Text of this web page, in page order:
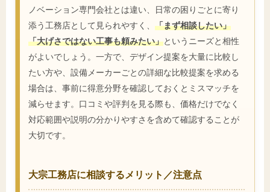
ノベーション専門会社とは違い、日常の困りごとに寄り
添う工務店として見られやすく、 「まず相談したい」
「大げさではない工事も頼みたい」というニーズと相性
がよいでしょう。一方で、デザイン提案を大量に比較し
たい方や、設備メーカーごとの詳細な比較提案を求める
場合は、事前に得意分野を確認しておくとミスマッチを
減らせます。口コミや評判を見る際も、価格だけでなく
対応範囲や説明の分かりやすさを含めて確認することが
大切です。
大宗工務店に相談するメリット／注意点